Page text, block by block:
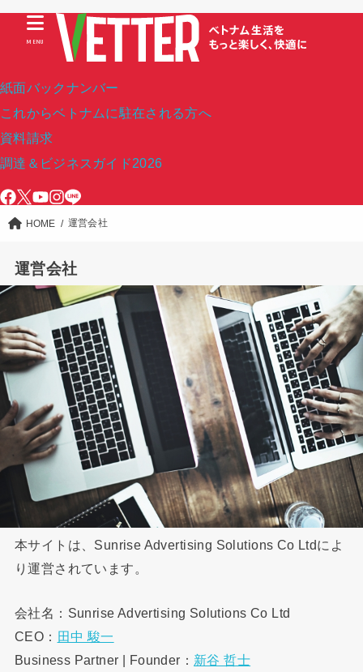
紙面バックナンバー
これからベトナムに駐在される方へ
資料請求
調達＆ビジネスガイド2026
MENU
HOME 運営会社
運営会社
本サイトは、Sunrise Advertising Solutions Co Ltdによ
り運営されています。
会社名：Sunrise Advertising Solutions Co Ltd
CEO： 田中 駿一
Business Partner | Founder： 新谷 哲士